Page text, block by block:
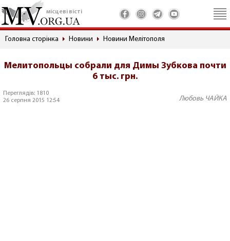
місцеві вісті
Головна сторінка Новини Новини Мелітополя
Мелитопольцы собрали для Димы Зубкова почти
6 тыс. грн.
Переглядів: 1810
26 серпня 2015 12:54
Любовь ЧАЙКА